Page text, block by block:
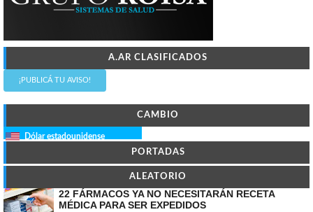
A.AR CLASIFICADOS
¡PUBLICÁ TU AVISO!
CAMBIO
Dólar estadounidense
PORTADAS
ALEATORIO
22 FÁRMACOS YA NO NECESITARÁN RECETA
MÉDICA PARA SER EXPEDIDOS